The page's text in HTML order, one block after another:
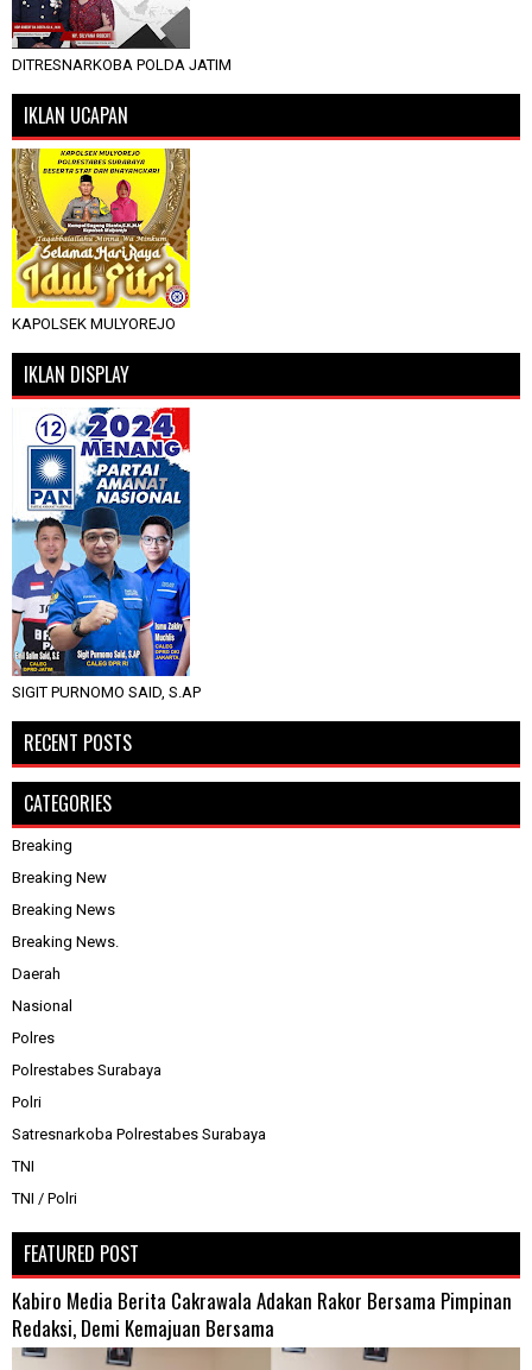
DITRESNARKOBA POLDA JATIM
IKLAN UCAPAN
KAPOLSEK MULYOREJO
IKLAN DISPLAY
SIGIT PURNOMO SAID, S.AP
RECENT POSTS
CATEGORIES
Breaking
Breaking New
Breaking News
Breaking News.
Daerah
Nasional
Polres
Polrestabes Surabaya
Polri
Satresnarkoba Polrestabes Surabaya
TNI
TNI / Polri
FEATURED POST
Kabiro Media Berita Cakrawala Adakan Rakor Bersama Pimpinan
Redaksi, Demi Kemajuan Bersama